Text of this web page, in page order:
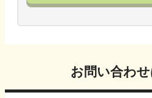
お問い合わ